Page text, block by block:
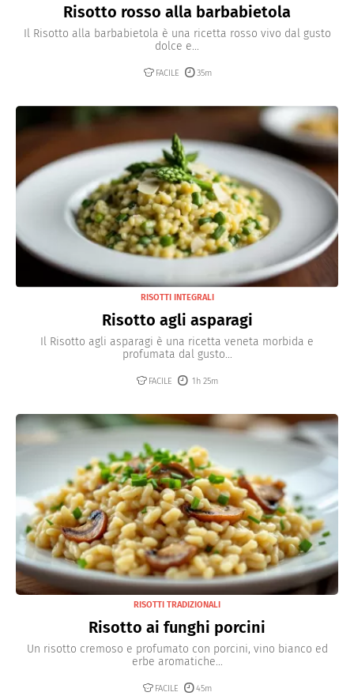
Risotto rosso alla barbabietola
Il Risotto alla barbabietola è una ricetta rosso vivo dal gusto
dolce e...
FACILE 35m
RISOTTI INTEGRALI
Risotto agli asparagi
Il Risotto agli asparagi è una ricetta veneta morbida e
profumata dal gusto...
FACILE 1h 25m
RISOTTI TRADIZIONALI
Risotto ai funghi porcini
Un risotto cremoso e profumato con porcini, vino bianco ed
erbe aromatiche...
FACILE 45m